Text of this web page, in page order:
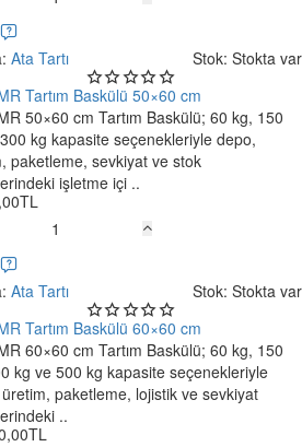
Ata Tartı Stok: Stokta var
Tartım Baskülü 50×60 cm
50×60 cm Tartım Baskülü; 60 kg, 150
kg kapasite seçenekleriyle depo,
paketleme, sevkiyat ve stok
işletme içi ..
Ata Tartı Stok: Stokta var
Tartım Baskülü 60×60 cm
60×60 cm Tartım Baskülü; 60 kg, 150
kg ve 500 kg kapasite seçenekleriyle
paketleme, lojistik ve sevkiyat
..